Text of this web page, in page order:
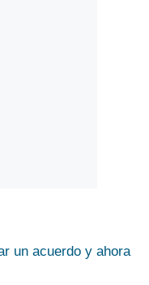
un acuerdo y ahora